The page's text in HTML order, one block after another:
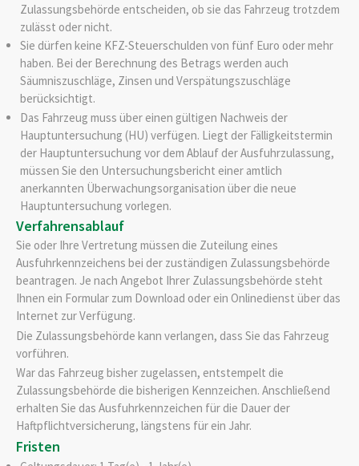
Zulassungsbehörde entscheiden, ob sie das Fahrzeug trotzdem
zulässt oder nicht.
Sie dürfen keine KFZ-Steuerschulden von fünf Euro oder mehr
haben. Bei der Berechnung des Betrags werden auch
Säumniszuschläge, Zinsen und Verspätungszuschläge
berücksichtigt.
Das Fahrzeug muss über einen gültigen Nachweis der
Hauptuntersuchung (HU) verfügen. Liegt der Fälligkeitstermin
der Hauptuntersuchung vor dem Ablauf der Ausfuhrzulassung,
müssen Sie den Untersuchungsbericht einer amtlich
anerkannten Überwachungsorganisation über die neue
Hauptuntersuchung vorlegen.
Verfahrensablauf
Sie oder Ihre Vertretung müssen die Zuteilung eines
Ausfuhrkennzeichens bei der zuständigen Zulassungsbehörde
beantragen. Je nach Angebot Ihrer Zulassungsbehörde steht
Ihnen ein Formular zum Download oder ein Onlinedienst über das
Internet zur Verfügung.
Die Zulassungsbehörde kann verlangen, dass Sie das Fahrzeug
vorführen.
War das Fahrzeug bisher zugelassen, entstempelt die
Zulassungsbehörde die bisherigen Kennzeichen. Anschließend
erhalten Sie das Ausfuhrkennzeichen für die Dauer der
Haftpflichtversicherung, längstens für ein Jahr.
Fristen